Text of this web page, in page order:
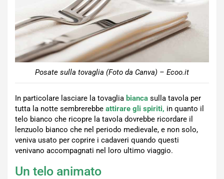
Posate sulla tovaglia (Foto da Canva) – Ecoo.it
In particolare lasciare la tovaglia bianca sulla tavola per
tutta la notte sembrerebbe attirare gli spiriti, in quanto il
telo bianco che ricopre la tavola dovrebbe ricordare il
lenzuolo bianco che nel periodo medievale, e non solo,
veniva usato per coprire i cadaveri quando questi
venivano accompagnati nel loro ultimo viaggio.
Un telo animato